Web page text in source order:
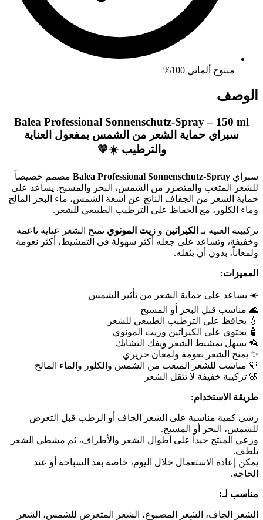
منتوج ألماني 100%
الوصف
Balea Professional Sonnenschutz-Spray – 150 ml
سبراي حماية الشعر من الشمس بمفعول العناية
والترطيب ☀️💛
سبراي Balea Professional Sonnenschutz-Spray مصمم خصيصاً
للشعر المتعب والمتضرر من الشمس، البحر والمسبح. يساعد على
حماية الشعر من الجفاف الناتج عن أشعة الشمس، ماء البحر المالح
وماء الكلور، مع الحفاظ على الترطيب الطبيعي للشعر.
تركيبته الغنية بـ الكيراتين و زيت المونوي تمنح الشعر عناية ناعمة
وخفيفة، وتساعد على جعله أكثر سهولة في التمشيط، أكثر نعومة
ولمعاناً، بدون أن يثقله.
المميزات:
☀️ يساعد على حماية الشعر من تأثير الشمس
🌊 مناسب قبل البحر أو المسبح
💧 يحافظ على الترطيب الطبيعي للشعر
🧴 يحتوي على الكيراتين وزيت المونوي
🪮 يسهل تمشيط الشعر ويفك التشابك
✨ يمنح الشعر نعومة ولمعان حريري
💛 مناسب للشعر المتعب من الشمس والكلور والماء المالح
🌸 تركيبة خفيفة لا تثقل الشعر
طريقة الاستخدام:
رشي كمية مناسبة على الشعر الجاف أو الرطب قبل التعرض
للشمس، البحر أو المسبح.
وزعي المنتج جيداً على أطوال الشعر والأطراف، ثم مشطي الشعر
بلطف.
يمكن إعادة الاستعمال خلال اليوم، خاصة بعد السباحة أو عند
الحاجة.
مناسب لـ:
الشعر الجاف، الشعر المصبوغ، الشعر المتعرض للشمس، الشعر